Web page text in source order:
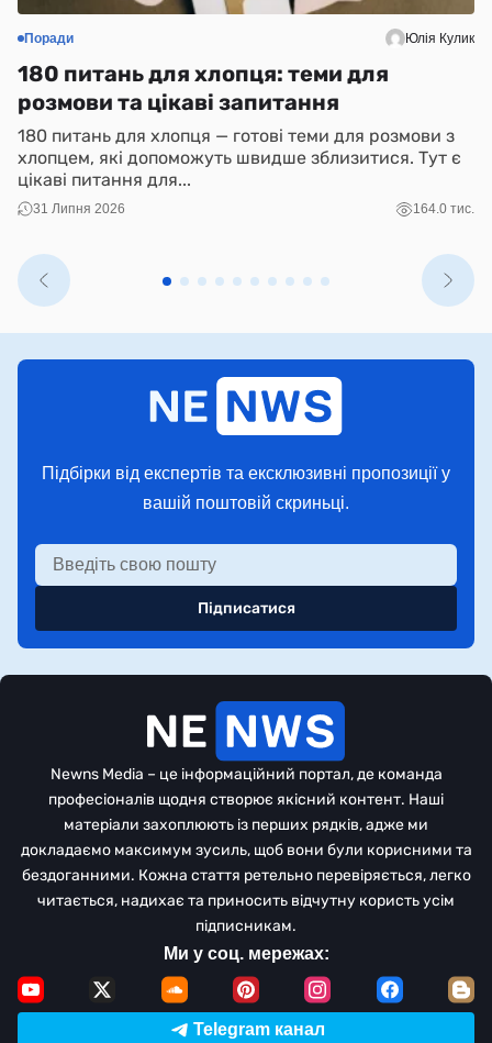
Поради Юлія Кулик
180 питань для хлопця: теми для
розмови та цікаві запитання
180 питань для хлопця — готові теми для розмови з
хлопцем, які допоможуть швидше зблизитися. Тут є
цікаві питання для...
31 Липня 2026 164.0 тис.
Підбірки від експертів та ексклюзивні пропозиції у
вашій поштовій скриньці.
Підписатися
Newns Media – це інформаційний портал, де команда
професіоналів щодня створює якісний контент. Наші
матеріали захоплюють із перших рядків, адже ми
докладаємо максимум зусиль, щоб вони були корисними та
бездоганними. Кожна стаття ретельно перевіряється, легко
читається, надихає та приносить відчутну користь усім
підписникам.
Ми у соц. мережах:
Telegram канал